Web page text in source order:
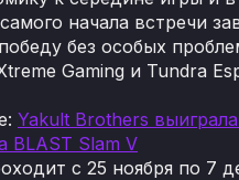
начала встречи
без особых
Gaming и Tundra
Yakult Brothers
BLAST Slam V
с 25 ноября по 7